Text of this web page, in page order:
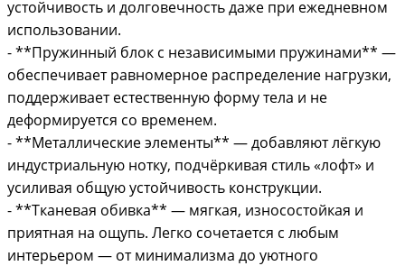
устойчивость и долговечность даже при ежедневном
использовании.
- **Пружинный блок с независимыми пружинами** —
обеспечивает равномерное распределение нагрузки,
поддерживает естественную форму тела и не
деформируется со временем.
- **Металлические элементы** — добавляют лёгкую
индустриальную нотку, подчёркивая стиль «лофт» и
усиливая общую устойчивость конструкции.
- **Тканевая обивка** — мягкая, износостойкая и
приятная на ощупь. Легко сочетается с любым
интерьером — от минимализма до уютного